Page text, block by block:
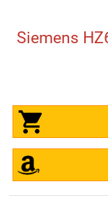
Siemens